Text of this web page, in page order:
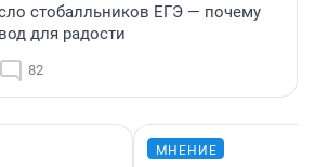
стобалльников ЕГЭ — почему
для радости
82
МНЕНИЕ